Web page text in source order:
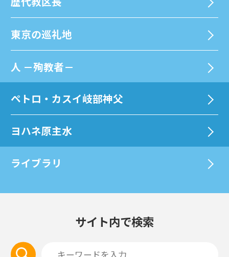
東京の巡礼地
⼈ －殉教者－
ペトロ・カスイ岐部神父
ヨハネ原主水
ライブラリ
サイト内で検索